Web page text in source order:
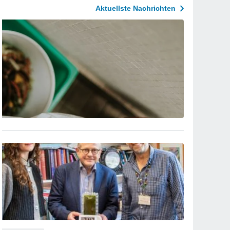
Aktuellste Nachrichten